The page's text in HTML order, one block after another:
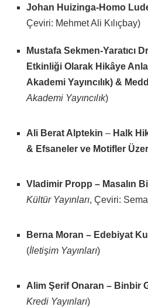
Johan Huizinga-Homo
Çeviri: Mehmet Ali Kılıçbay)
Mustafa Sekmen-Yaratıcı
Etkinliği Olarak Hikâye
Akademi Yayıncılık) &
Akademi Yayıncılık)
Ali Berat Alptekin – Halk
& Efsaneler ve Motifler
Vladimir Propp – Masalın
Kültür Yayınları, Çeviri:
Berna Moran – Edebiyat
(İletişim Yayınları)
Alim Şerif Onaran – Binbir
Kredi Yayınları)